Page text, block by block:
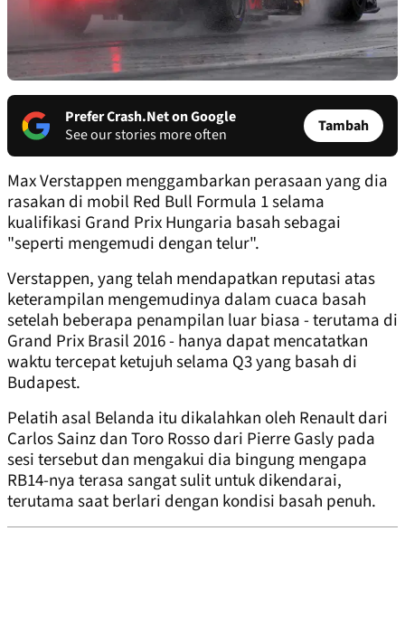
Prefer Crash.Net on Google
See our stories more often
Tambah
Max Verstappen menggambarkan perasaan yang dia
rasakan di mobil Red Bull Formula 1 selama
kualifikasi Grand Prix Hungaria basah sebagai
"seperti mengemudi dengan telur".
Verstappen, yang telah mendapatkan reputasi atas
keterampilan mengemudinya dalam cuaca basah
setelah beberapa penampilan luar biasa - terutama di
Grand Prix Brasil 2016 - hanya dapat mencatatkan
waktu tercepat ketujuh selama Q3 yang basah di
Budapest.
Pelatih asal Belanda itu dikalahkan oleh Renault dari
Carlos Sainz dan Toro Rosso dari Pierre Gasly pada
sesi tersebut dan mengakui dia bingung mengapa
RB14-nya terasa sangat sulit untuk dikendarai,
terutama saat berlari dengan kondisi basah penuh.